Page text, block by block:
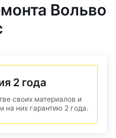
Вольво
2 года
своих материалов и
на них гарантию 2 года.